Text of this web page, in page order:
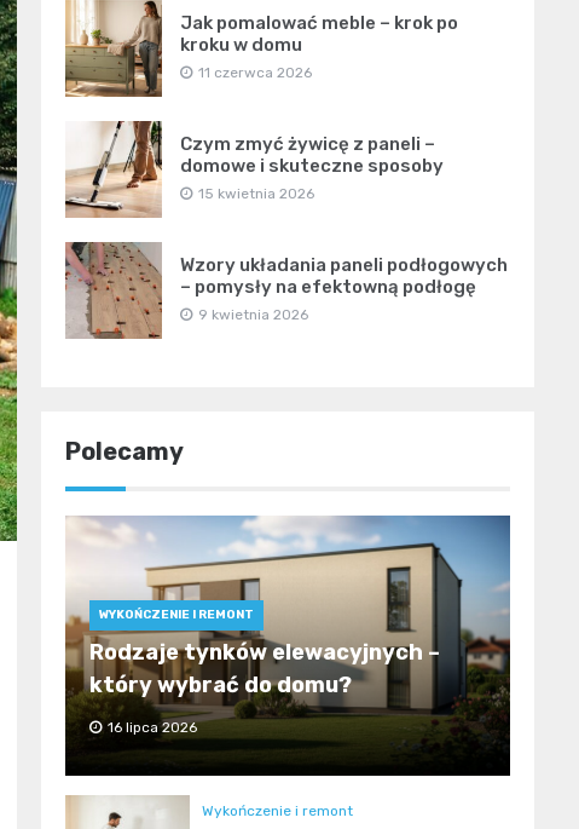
Jak pomalować meble – krok po
kroku w domu
11 czerwca 2026
Czym zmyć żywicę z paneli –
domowe i skuteczne sposoby
15 kwietnia 2026
Wzory układania paneli podłogowych
– pomysły na efektowną podłogę
9 kwietnia 2026
Polecamy
WYKOŃCZENIE I REMONT
Rodzaje tynków elewacyjnych –
który wybrać do domu?
16 lipca 2026
Wykończenie i remont